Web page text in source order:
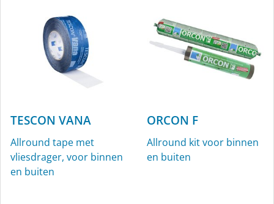
TESCON VANA
Allround tape met
vliesdrager, voor binnen
en buiten
ORCON F
Allround kit voor binnen
en buiten